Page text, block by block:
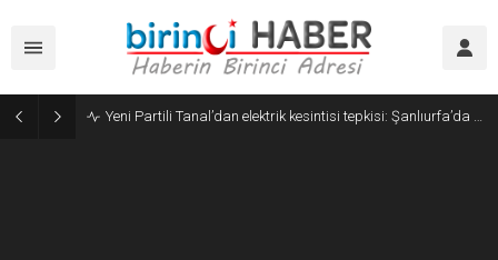
İçişleri Bakanı Çiftçi: Tüm Türkiye’de sahipsiz sokak hayvanlarının yüzde 96.5’ini toplamış durumdayız